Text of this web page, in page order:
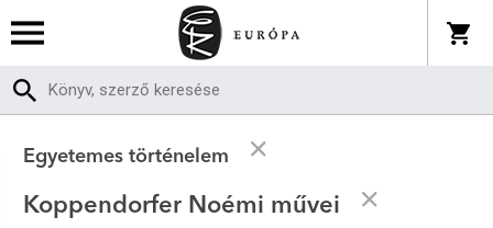
Egyetemes történelem
Koppendorfer Noémi művei